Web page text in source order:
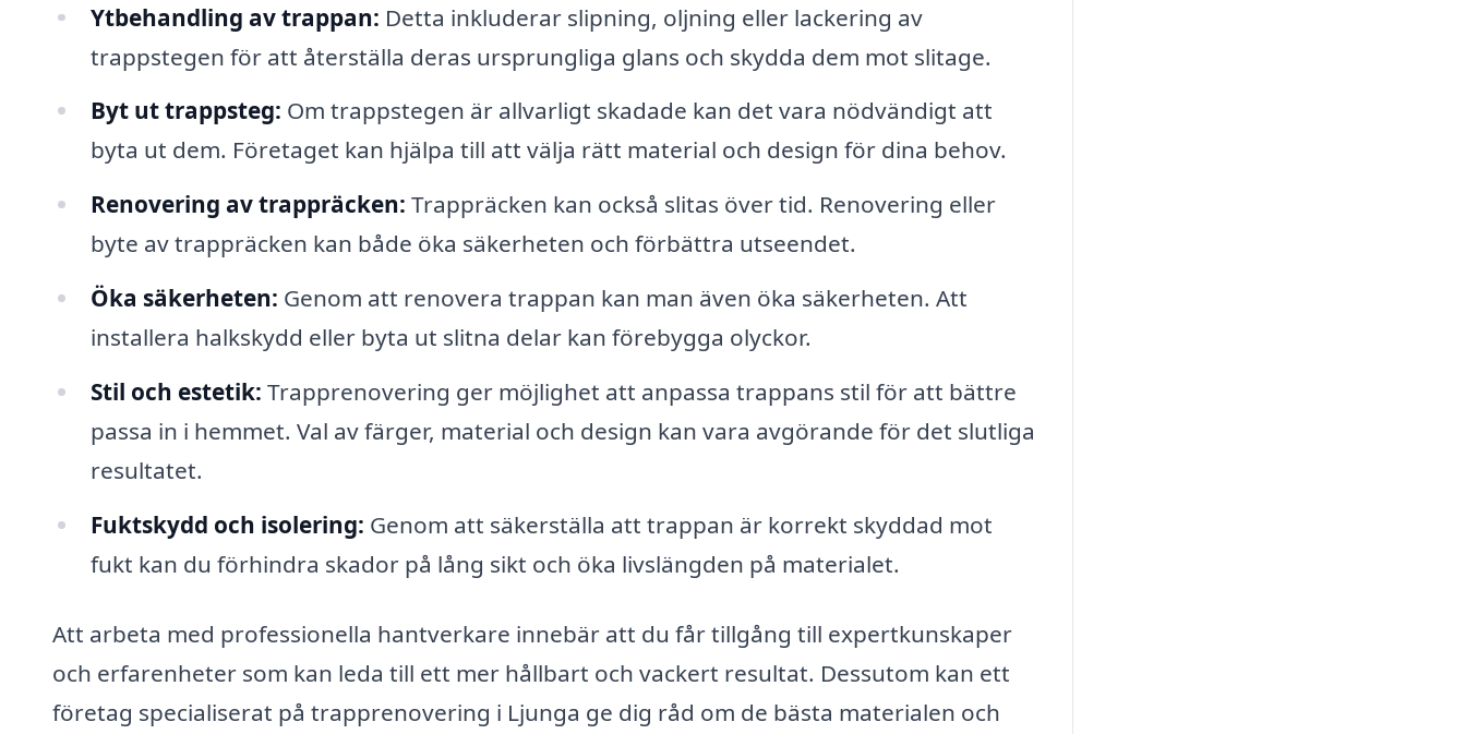
Ytbehandling av trappan: Detta inkluderar slipning, oljning eller lackering av
trappstegen för att återställa deras ursprungliga glans och skydda dem mot slitage.
Byt ut trappsteg: Om trappstegen är allvarligt skadade kan det vara nödvändigt att
byta ut dem. Företaget kan hjälpa till att välja rätt material och design för dina behov.
Renovering av trappräcken: Trappräcken kan också slitas över tid. Renovering eller
byte av trappräcken kan både öka säkerheten och förbättra utseendet.
Öka säkerheten: Genom att renovera trappan kan man även öka säkerheten. Att
installera halkskydd eller byta ut slitna delar kan förebygga olyckor.
Stil och estetik: Trapprenovering ger möjlighet att anpassa trappans stil för att bättre
passa in i hemmet. Val av färger, material och design kan vara avgörande för det slutliga
resultatet.
Fuktskydd och isolering: Genom att säkerställa att trappan är korrekt skyddad mot
fukt kan du förhindra skador på lång sikt och öka livslängden på materialet.
Att arbeta med professionella hantverkare innebär att du får tillgång till expertkunskaper
och erfarenheter som kan leda till ett mer hållbart och vackert resultat. Dessutom kan ett
företag specialiserat på trapprenovering i Ljunga ge dig råd om de bästa materialen och